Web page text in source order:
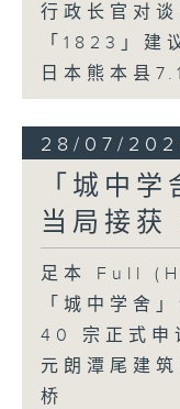
行政长官对
「1823」建
日本熊本县
28/07/
「城中
当局接获
足本 Full
「城中学舍
40 宗正式申
元朗潭尾建
桥